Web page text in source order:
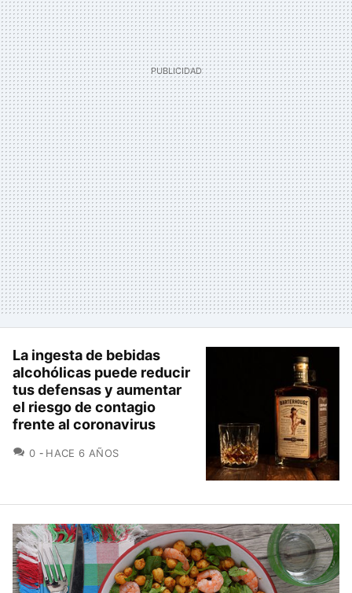
La ingesta de bebidas
alcohólicas puede reducir
tus defensas y aumentar
el riesgo de contagio
frente al coronavirus
0 COMENTARIOS
HACE 6 AÑOS